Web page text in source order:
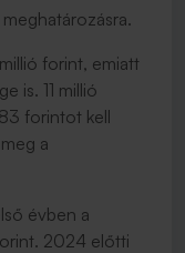
forint, emiatt
is. 11 millió
forintot kell
a
évben a
2024 előtti